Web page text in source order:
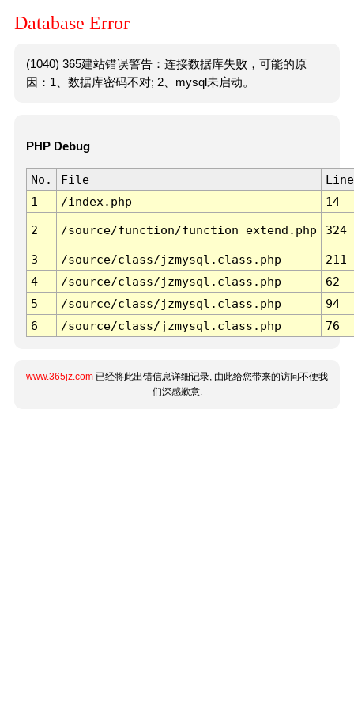
Database Error
(1040) 365建站错误警告：连接数据库失败，可能的原
因：1、数据库密码不对; 2、mysql未启动。
PHP Debug
No. File
Line
1
/index.php 14
2 /source/function/function_extend.php 324
3 /source/class/jzmysql.class.php
211
4
/source/class/jzmysql.class.php
62
5
/source/class/jzmysql.class.php
94
6
/source/class/jzmysql.class.php 76
www.365jz.com 已经将此出错信息详细记录, 由此给您带来的访问不便我
们深感歉意.